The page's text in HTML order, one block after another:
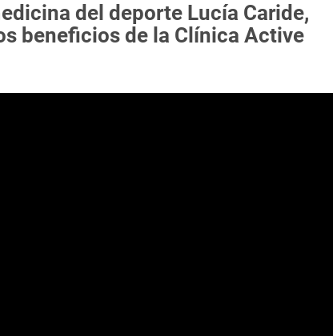
del deporte Lucía Caride,
beneficios de la Clínica Active